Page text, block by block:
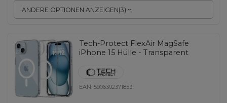
ANDERE OPTIONEN ANZEIGEN(3)
Tech-Protect FlexAir MagSafe
iPhone 15 Hülle - Transparent
EAN: 5906302371853